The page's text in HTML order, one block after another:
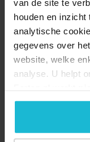
van de site te
houden en
analytische
gegevens over
website, welke
analyse. U helpt
geen
de knoppen